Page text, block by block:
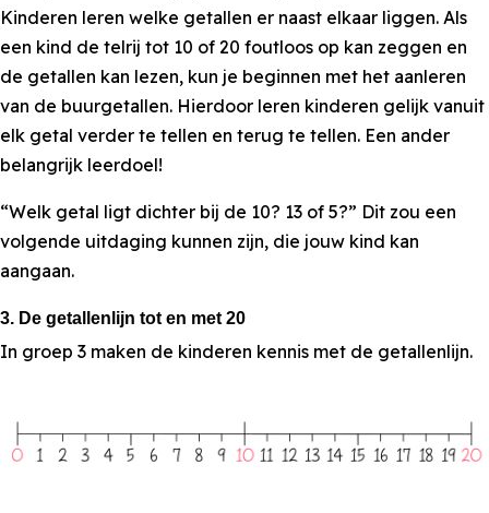
Kinderen leren welke getallen er naast elkaar liggen. Als
een kind de telrij tot 10 of 20 foutloos op kan zeggen en
de getallen kan lezen, kun je beginnen met het aanleren
van de buurgetallen. Hierdoor leren kinderen gelijk vanuit
elk getal verder te tellen en terug te tellen. Een ander
belangrijk leerdoel!
“Welk getal ligt dichter bij de 10? 13 of 5?” Dit zou een
volgende uitdaging kunnen zijn, die jouw kind kan
aangaan.
3. De getallenlijn tot en met 20
In groep 3 maken de kinderen kennis met de getallenlijn.